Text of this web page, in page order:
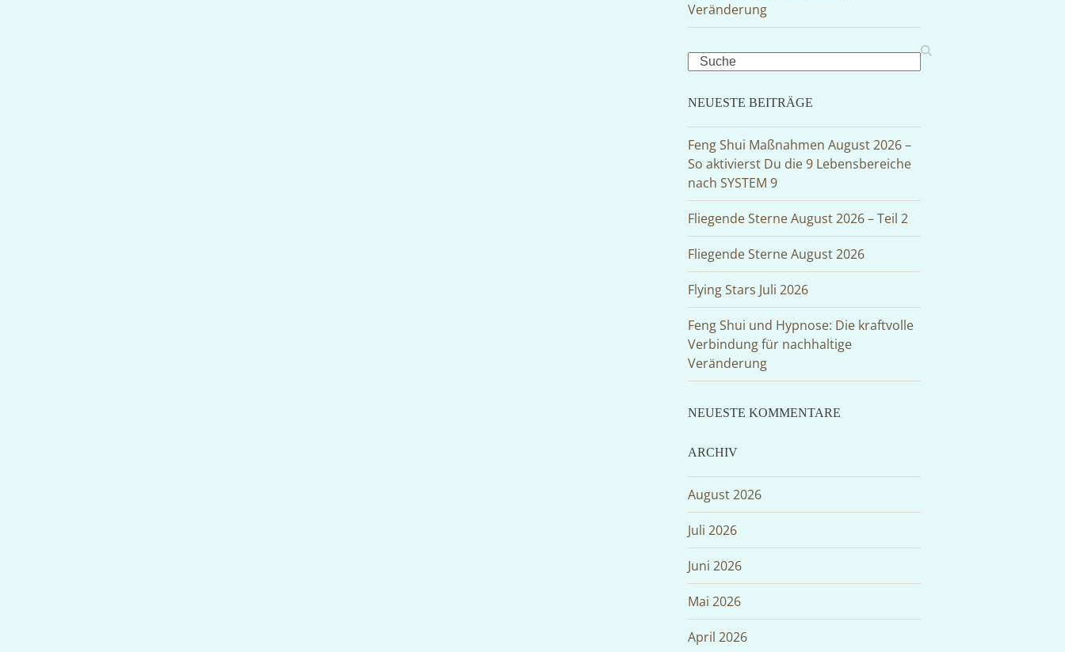
Veränderung
Search
NEUESTE BEITRÄGE
Feng Shui Maßnahmen August 2026 –
So aktivierst Du die 9 Lebensbereiche
nach SYSTEM 9
Fliegende Sterne August 2026 – Teil 2
Fliegende Sterne August 2026
Flying Stars Juli 2026
Feng Shui und Hypnose: Die kraftvolle
Verbindung für nachhaltige
Veränderung
NEUESTE KOMMENTARE
ARCHIV
August 2026
Juli 2026
Juni 2026
Mai 2026
April 2026